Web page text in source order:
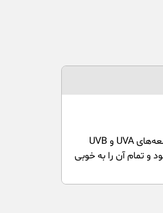
کرم ضد آفتاب و ضد چروک رنگی لوسل مدل SPF50 مناسب برای پوست چرب است. با داشتن فیلترهای حفاظتی قوی و طیف گسترده، به خوبی در برابر اشعه‌های UVA و UVB
تمام آن را به خوبی